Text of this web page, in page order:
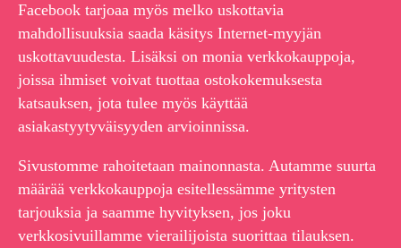
Facebook tarjoaa myös melko uskottavia
mahdollisuuksia saada käsitys Internet-myyjän
uskottavuudesta. Lisäksi on monia verkkokauppoja,
joissa ihmiset voivat tuottaa ostokokemuksesta
katsauksen, jota tulee myös käyttää
asiakastyytyväisyyden arvioinnissa.
Sivustomme rahoitetaan mainonnasta. Autamme suurta
määrää verkkokauppoja esitellessämme yritysten
tarjouksia ja saamme hyvityksen, jos joku
verkkosivuillamme vierailijoista suorittaa tilauksen.